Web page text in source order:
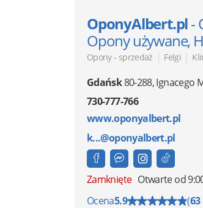
OponyAlbert.pl-
Opony używane,
Opony - sprzedaż | Felgi |
Gdańsk80-288,Ignacego
730-777-766
www.oponyalbert.pl
k...@oponyalbert.pl
Zamknięte Otwarte od
Ocena5.9 (63